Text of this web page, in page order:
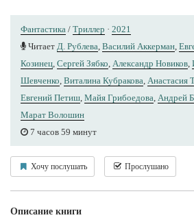
Фантастика / Триллер · 2021
Читает Д. Рублева Василий Аккерман
Козинец Сергей Зябко Александр Новиков
Шевченко Виталина Кубракова Анастасия
Евгений Петиш Майя Грибоедова Андрей
Марат Волошин
7 часов 59 минут
Хочу послушать Прослушано
Описание книги